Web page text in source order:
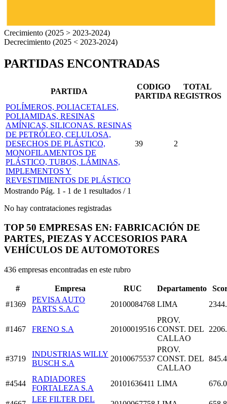
Crecimiento (2025 > 2023-2024)
Decrecimiento (2025 < 2023-2024)
PARTIDAS ENCONTRADAS
PARTIDA
CODIGO
PARTIDA
TOTAL
REGISTROS
POLÍMEROS, POLIACETALES,
POLIAMIDAS, RESINAS
AMÍNICAS, SILICONAS. RESINAS
DE PETRÓLEO, CELULOSA,
DESECHOS DE PLÁSTICO,
MONOFILAMENTOS DE
PLÁSTICO, TUBOS, LÁMINAS,
IMPLEMENTOS Y
REVESTIMIENTOS DE PLÁSTICO
39 2
Mostrando Pág. 1 - 1 de 1 resultados / 1
No hay contrataciones registradas
TOP 50 EMPRESAS EN: FABRICACIÓN DE
PARTES, PIEZAS Y ACCESORIOS PARA
VEHÍCULOS DE AUTOMOTORES
436 empresas encontradas en este rubro
# Empresa RUC Departamento
#1369
PEVISA AUTO
PARTS S.A.C
20100084768 LIMA
#1467 FRENO S.A 20100019516
PROV.
CONST. DEL
CALLAO
#3719
INDUSTRIAS WILLY
BUSCH S.A
20100675537
PROV.
CONST. DEL
CALLAO
#4544
RADIADORES
FORTALEZA S.A
20101636411 LIMA
LEE FILTER DEL